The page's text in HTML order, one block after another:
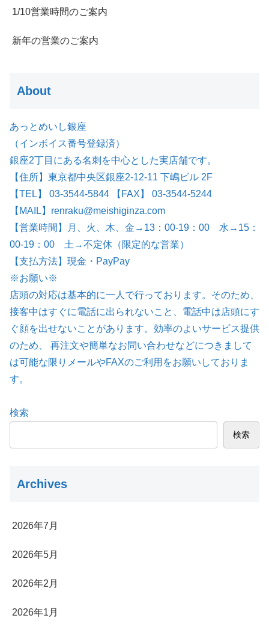
1/10営業時間のご案内
新年の営業のご案内
About
あっとめいし銀座
（インボイス番号登録済）
銀座2丁目にある名刺を中心とした実店舗です。
【住所】東京都中央区銀座2-12-11 下嶋ビル 2F
【TEL】 03-3544-5844 【FAX】 03-3544-5244
【MAIL】renraku@meishiginza.com
【営業時間】月、火、木、金→13：00-19：00 水→15：
00-19：00 土→不定休（限定的な営業）
【支払方法】現金・PayPay
※お願い※
店頭の対応は基本的に一人で行っております。そのため、
接客中はすぐに電話に出られないこと、電話中は店頭にす
ぐ顔を出せないことがあります。効率のよいサービス提供
のため、 再注文や簡単なお問い合わせなどにつきまして
は可能な限りメールやFAXのご利用をお願いしておりま
す。
検索
検索
Archives
2026年7月
2026年5月
2026年2月
2026年1月